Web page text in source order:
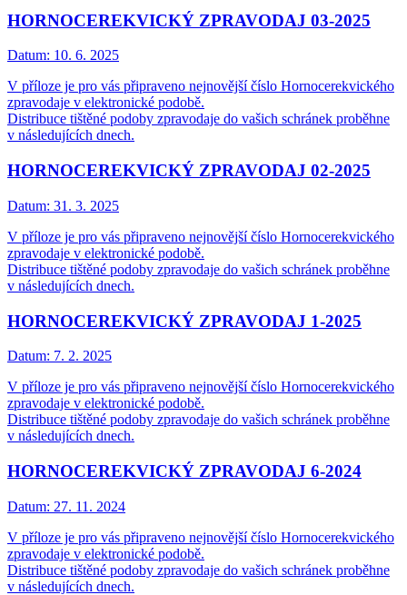
HORNOCEREKVICKÝ ZPRAVODAJ 03-2025
Datum: 10. 6. 2025
V příloze je pro vás připraveno nejnovější číslo Hornocerekvického
zpravodaje v elektronické podobě.
Distribuce tištěné podoby zpravodaje do vašich schránek proběhne
v následujících dnech.
HORNOCEREKVICKÝ ZPRAVODAJ 02-2025
Datum: 31. 3. 2025
V příloze je pro vás připraveno nejnovější číslo Hornocerekvického
zpravodaje v elektronické podobě.
Distribuce tištěné podoby zpravodaje do vašich schránek proběhne
v následujících dnech.
HORNOCEREKVICKÝ ZPRAVODAJ 1-2025
Datum: 7. 2. 2025
V příloze je pro vás připraveno nejnovější číslo Hornocerekvického
zpravodaje v elektronické podobě.
Distribuce tištěné podoby zpravodaje do vašich schránek proběhne
v následujících dnech.
HORNOCEREKVICKÝ ZPRAVODAJ 6-2024
Datum: 27. 11. 2024
V příloze je pro vás připraveno nejnovější číslo Hornocerekvického
zpravodaje v elektronické podobě.
Distribuce tištěné podoby zpravodaje do vašich schránek proběhne
v následujících dnech.